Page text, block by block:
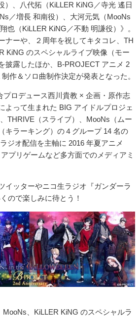
）、八代拓（KiLLER KiNG／寺光 遙日
／増長 和南役）、大河元気（MooNs
也（KiLLER KiNG／不動 明謙役）》。
ナーや、２周年を祝してキタコレ、TH
KiNG のスペシャルライブ映像（モー
披露したほか、B-PROJECT アニメ 2
作＆ソロ曲制作決定が発表となった。
ロデュース西川貴教 × 企画・原作志
よって生まれた BIG アイドルプロジェ
THRIVE（スライブ）、MooNs（ムー
キラーキング）の４グループ 14 名の
ジオ配信を主軸に 2016 年夏アニメ
プリゲームなど多方面でのメディアミ
ッターやニコ生ラジオ『ガンダーラ
ので楽しみに待とう！
、KiLLER KiNG のスペシャルラ